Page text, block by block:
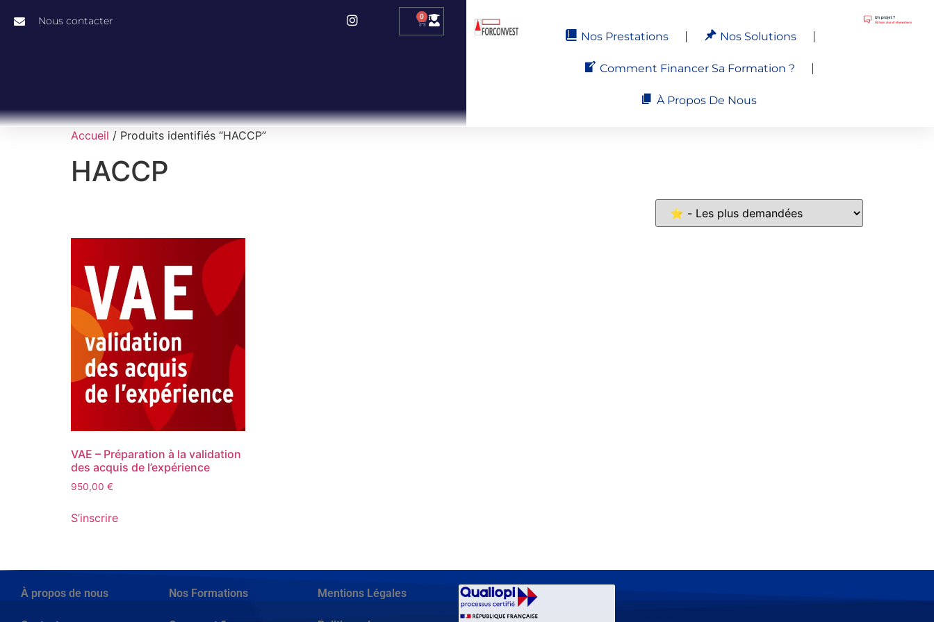
Nous contacter 0
Nos Prestations Nos Solutions
Comment Financer Sa Formation ?
À Propos De Nous
Accueil / Produits identifiés “HACCP”
HACCP
VAE – Préparation à la validation
des acquis de l’expérience
950,00 €
S’inscrire
À propos de nous Nos Formations Mentions Légales